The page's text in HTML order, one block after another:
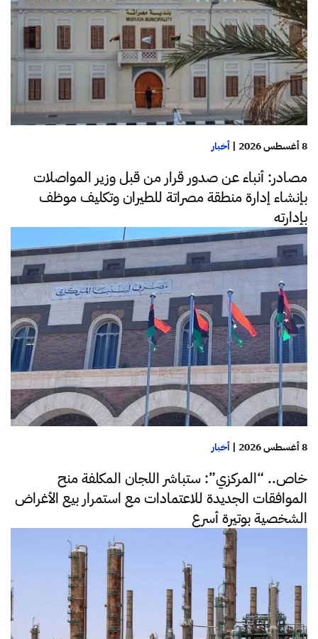
8 أغسطس 2026 | أخبار
مصادر: أنباء عن صدور قرار من قبل وزير المواصلات
بإنشاء إدارة منطقة مصراتة للطيران وتكليف موظف
بإدارته
8 أغسطس 2026 | أخبار
خاص.. “المركزي”: ستباشر اللجان المكلفة منح
الموافقات الجديدة للاعتمادات مع استمرار بيع الأغراض
الشخصية بوتيرة أسرع